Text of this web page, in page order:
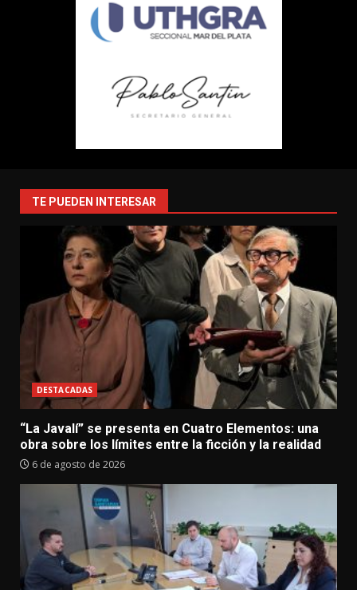
TE PUEDEN INTERESAR
DESTACADAS
“La Javalí” se presenta en Cuatro Elementos: una
obra sobre los límites entre la ficción y la realidad
6 de agosto de 2026